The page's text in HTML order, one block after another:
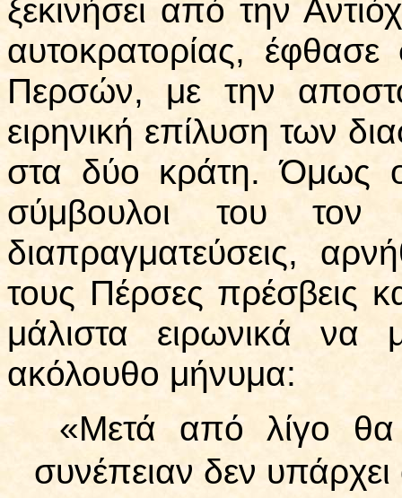
ξεκινήσει από την
αυτοκρατορίας, έφθασε
Περσών, με την
ειρηνική επίλυση των
στα δύο κράτη. Όμως ο
σύμβουλοι του τον
διαπραγματεύσεις,
τους Πέρσες πρέσβεις
μάλιστα ειρωνικά να
ακόλουθο μήνυμα:
«Μετά από λίγο θα
συνέπειαν δεν